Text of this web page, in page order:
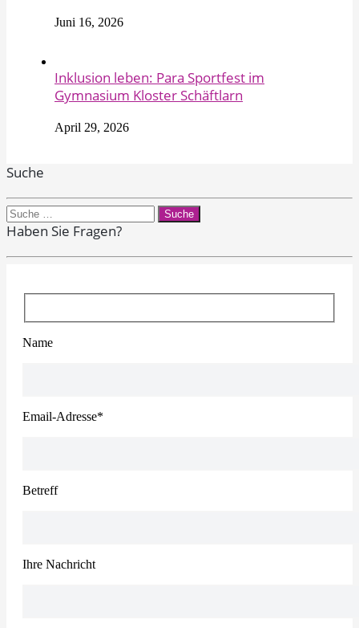
Juni 16, 2026
Inklusion leben: Para Sportfest im
Gymnasium Kloster Schäftlarn
April 29, 2026
Suche
Search
for:
Haben Sie Fragen?
Name
Email-Adresse*
Betreff
Ihre Nachricht